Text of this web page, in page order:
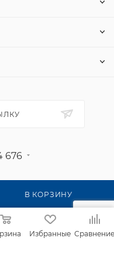
В КОРЗИНУ
676
ул.
2б
Избранные Сравнение